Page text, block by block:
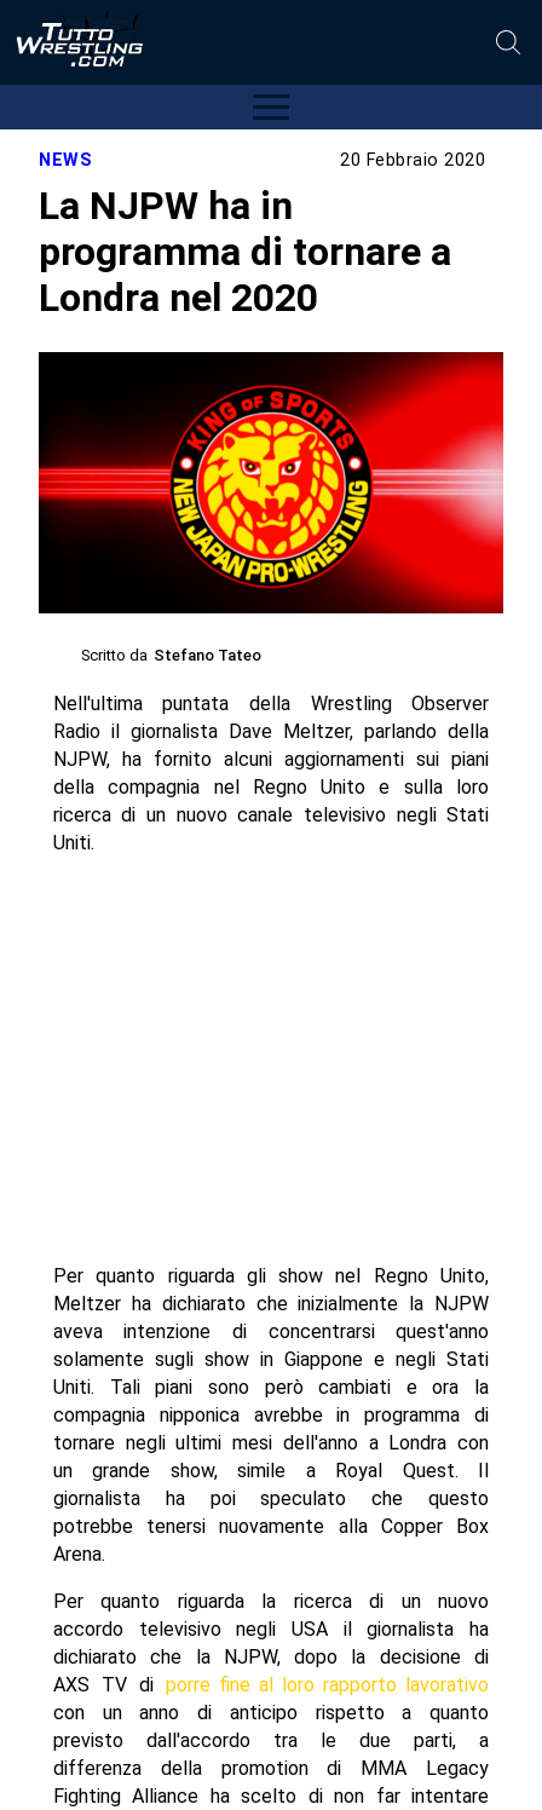
NEWS 20 Febbraio 2020
La NJPW ha in
programma di tornare a
Londra nel 2020
Scritto da Stefano Tateo
Nell'ultima puntata della Wrestling Observer
Radio il giornalista Dave Meltzer, parlando della
NJPW, ha fornito alcuni aggiornamenti sui piani
della compagnia nel Regno Unito e sulla loro
ricerca di un nuovo canale televisivo negli Stati
Uniti.
Per quanto riguarda gli show nel Regno Unito,
Meltzer ha dichiarato che inizialmente la NJPW
aveva intenzione di concentrarsi quest'anno
solamente sugli show in Giappone e negli Stati
Uniti. Tali piani sono però cambiati e ora la
compagnia nipponica avrebbe in programma di
tornare negli ultimi mesi dell'anno a Londra con
un grande show, simile a Royal Quest. Il
giornalista ha poi speculato che questo
potrebbe tenersi nuovamente alla Copper Box
Arena.
Per quanto riguarda la ricerca di un nuovo
accordo televisivo negli USA il giornalista ha
dichiarato che la NJPW, dopo la decisione di
AXS TV diporre fine al loro rapporto lavorativo
con un anno di anticipo rispetto a quanto
previsto dall'accordo tra le due parti, a
differenza della promotion di MMA Legacy
Fighting Alliance ha scelto di non far intentare